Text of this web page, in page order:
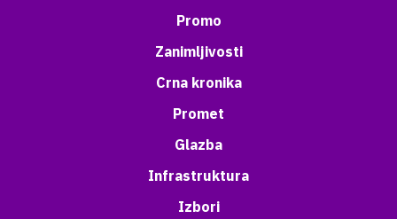
Promo
Zanimljivosti
Crna kronika
Promet
Glazba
Infrastruktura
Izbori